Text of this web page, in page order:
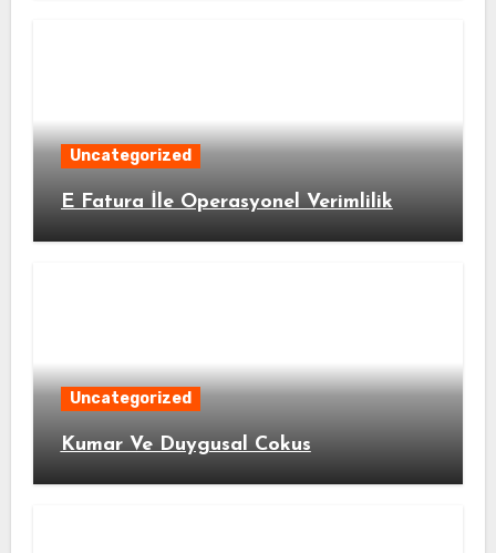
Uncategorized
E Fatura İle Operasyonel Verimlilik
Uncategorized
Kumar Ve Duygusal Cokus